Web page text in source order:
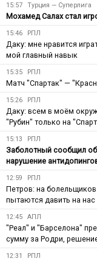
15:57 Турция — Суперлига
Мохамед Салах стал
15:46 РПЛ
Даку: мне нравится
мой главный навык
15:35 РПЛ
Матч "Спартак" —
15:26 РПЛ
Даку: всем в моём
"Рубин" только на
15:13 РПЛ
Заболотный сообщил об
нарушение
12:59 РПЛ
Петров: на
пытаются давить на
12:45 АПЛ
"Реал" и "Барселона"
сумму за Родри,
12:31 РПЛ